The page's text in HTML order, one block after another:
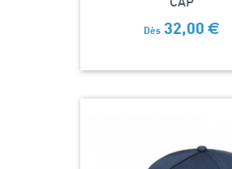
Dès 32,00 €